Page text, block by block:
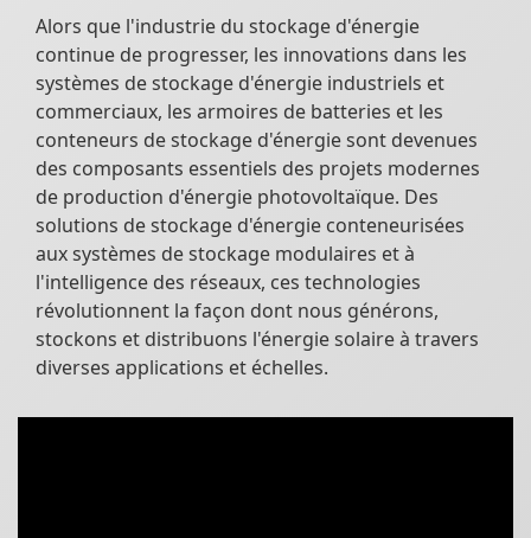
Alors que l'industrie du stockage d'énergie
continue de progresser, les innovations dans les
systèmes de stockage d'énergie industriels et
commerciaux, les armoires de batteries et les
conteneurs de stockage d'énergie sont devenues
des composants essentiels des projets modernes
de production d'énergie photovoltaïque. Des
solutions de stockage d'énergie conteneurisées
aux systèmes de stockage modulaires et à
l'intelligence des réseaux, ces technologies
révolutionnent la façon dont nous générons,
stockons et distribuons l'énergie solaire à travers
diverses applications et échelles.